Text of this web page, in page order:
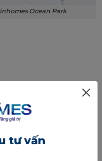
Ocean Park
tư vấn